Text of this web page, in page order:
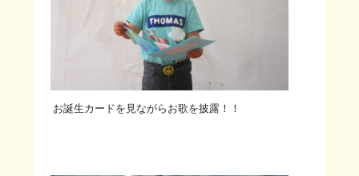
お誕生カードを見ながらお歌を披露！！